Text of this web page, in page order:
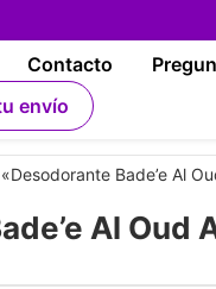
Contacto
envío
Bade’e Al
Al Oud